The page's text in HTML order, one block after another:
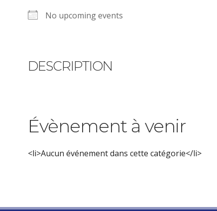
No upcoming events
DESCRIPTION
Évènement à venir
<li>Aucun événement dans cette catégorie</li>